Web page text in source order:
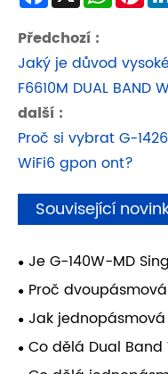
Předchozí :
Jaký je důvod
F6610M DUAL BAND
další :
Proč si vybrat G-
WiFi6 gpon ont?
Související
Je G-140W-MD
volbou pro
nasazení FTTH?
Proč
vysokou hustotou
Jak jednopásmová
připojení k síti?
Co dělá Dual Band
pro domácí a